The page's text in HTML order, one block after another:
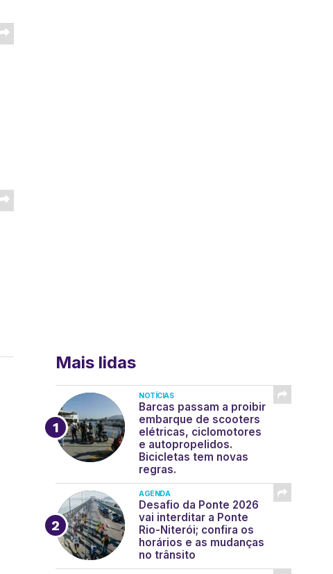
Mais lidas
NOTÍCIAS
Barcas passam a proibir
embarque de scooters
elétricas, ciclomotores
e autopropelidos.
Bicicletas tem novas
regras.
AGENDA
Desafio da Ponte 2026
vai interditar a Ponte
Rio-Niterói; confira os
horários e as mudanças
no trânsito